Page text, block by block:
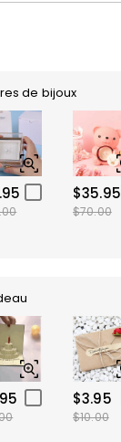
de bijoux
$35.95
$70.00
$3.95
$10.00